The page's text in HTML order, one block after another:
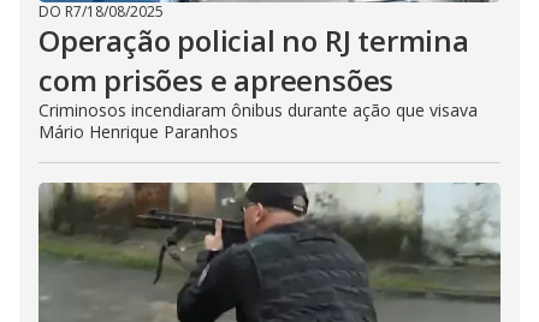
DO R7/18/08/2025
Operação policial no RJ termina
com prisões e apreensões
Criminosos incendiaram ônibus durante ação que visava
Mário Henrique Paranhos